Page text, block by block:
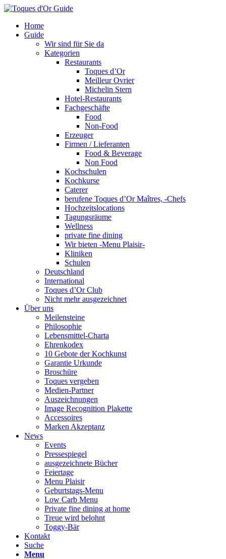
Home
Guide
Wir sind für Sie da
Kategorien
Restaurants
Toques d’Or
Meilleur Ovrier
Michelin Stern
Hotel-Restaurants
Fachgeschäfte
Food
Non-Food
Erzeuger
Firmen / Lieferanten
Food & Beverage
Non Food
Kochschulen
Kochkurse
Caterer
berufene Toques d’Or Maîtres, -Chefs
Hochzeitslocations
Tagungsräume
Wellness
private fine dining
Wir bieten -Menu Plaisir-
Kliniken
Schulen
Deutschland
International
Toques d’Or Club
Nicht mehr ausgezeichnet
Über uns
Meilensteine
Philosophie
Lebensmittel-Charta
Ehrenkodex
10 Gebote der Kochkunst
Garantie Urkunde
Broschüre
Toques vergeben
Medien-Partner
Auszeichnungen
Image Recognition Plakette
Accessoires
Marken Akzeptanz
News
Events
Pressespiegel
ausgezeichnete Bücher
Feiertage
Menu Plaisir
Geburtstags-Menu
Low Carb Menu
Private fine dining at home
Treue wird belohnt
Toggy-Bär
Kontakt
Suche
Menu